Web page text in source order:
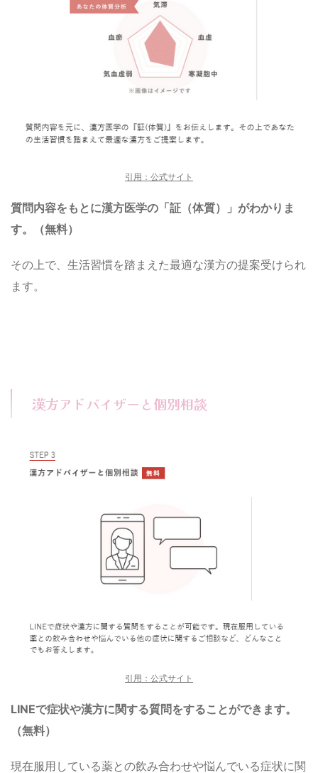
引用：公式サイト
質問内容をもとに漢方医学の「証（体質）」がわかりま
す。（無料）
その上で、生活習慣を踏まえた最適な漢方の提案受けられ
ます。
漢方アドバイザーと個別相談
引用：公式サイト
LINEで症状や漢方に関する質問をすることができます。
（無料）
現在服用している薬との飲み合わせや悩んでいる症状に関